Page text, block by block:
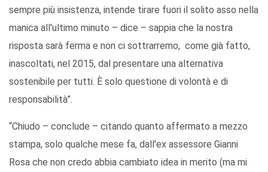
sempre più insistenza, intende tirare fuori il solito asso nella
manica all'ultimo minuto – dice – sappia che la nostra
risposta sarà ferma e non ci sottrarremo, come già fatto,
inascoltati, nel 2015, dal presentare una alternativa
sostenibile per tutti. È solo questione di volontà e di
responsabilità”.
“Chiudo – conclude – citando quanto affermato a mezzo
stampa, solo qualche mese fa, dall'ex assessore Gianni
Rosa che non credo abbia cambiato idea in merito (ma mi